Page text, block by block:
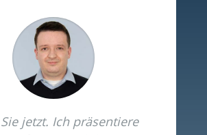
jetzt. Ich präsentiere